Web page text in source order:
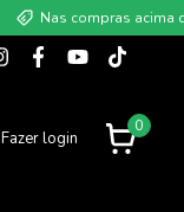
Nas compras acima de R$
Fazer login
0